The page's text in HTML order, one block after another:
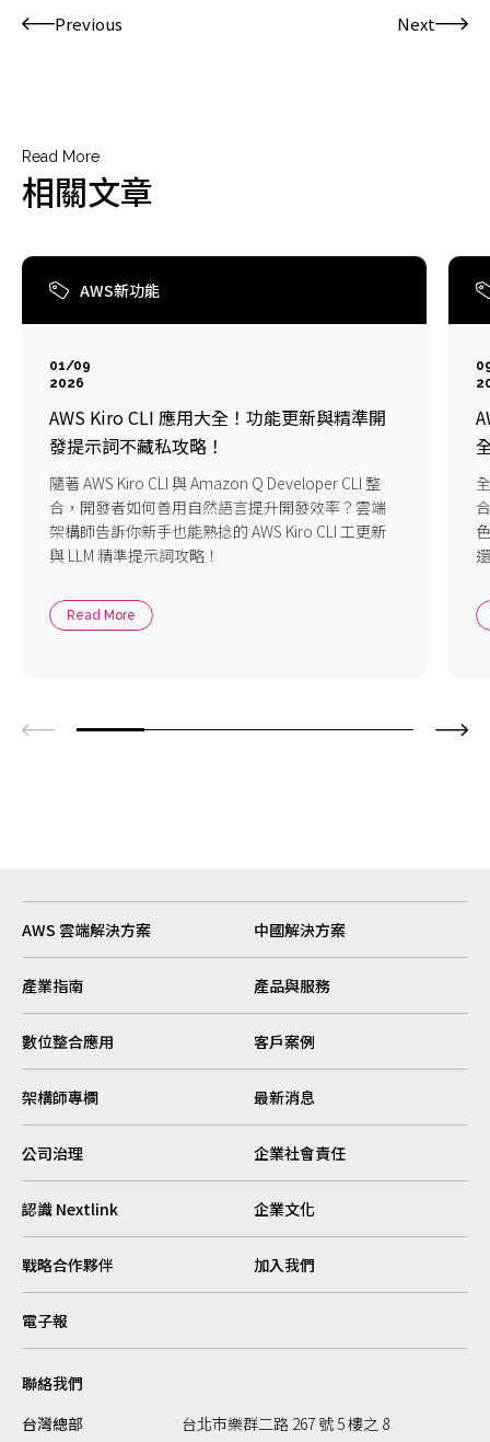
Previous Next
Read More
相關文章
AWS新功能
01/09
2026
AWS Kiro CLI 應用大全！功能更新與精準開
發提示詞不藏私攻略！
隨著 AWS Kiro CLI 與 Amazon Q Developer CLI 整
合，開發者如何善用自然語言提升開發效率？雲端
架構師告訴你新手也能熟捻的 AWS Kiro CLI 工更新
與 LLM 精準提示詞攻略！
Read More
AWS 雲端解決方案 中國解決方案
產業指南 產品與服務
數位整合應用 客戶案例
架構師專欄 最新消息
公司治理 企業社會責任
認識 Nextlink 企業文化
戰略合作夥伴 加入我們
電子報
聯絡我們
台灣總部
台北市樂群二路 267 號 5 樓之 8